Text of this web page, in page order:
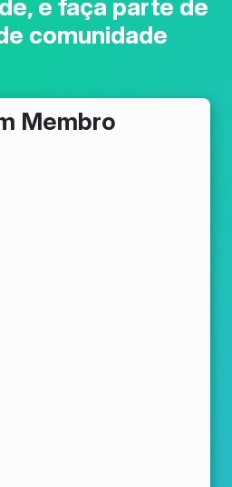
e faça parte de
comunidade
Membro